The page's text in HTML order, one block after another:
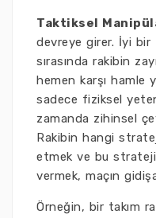
Taktiksel
devreye girer. İyi
sırasında rakibin
hemen karşı hamle
sadece fiziksel
zamanda zihinsel
Rakibin hangi
etmek ve bu
vermek, maçın
Örneğin, bir takım